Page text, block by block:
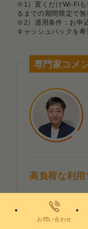
※1）置くだけWi-Fiも
るまでの期間限定で無
※2）適用条件：お申
キャッシュバックを希
専門家コメ
高負荷な利
動画視聴やオ
高負荷な用途
お問い合わせ